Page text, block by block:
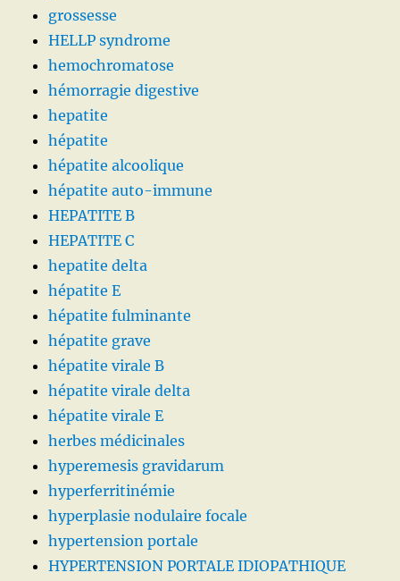
grossesse
HELLP syndrome
hemochromatose
hémorragie digestive
hepatite
hépatite
hépatite alcoolique
hépatite auto-immune
HEPATITE B
HEPATITE C
hepatite delta
hépatite E
hépatite fulminante
hépatite grave
hépatite virale B
hépatite virale delta
hépatite virale E
herbes médicinales
hyperemesis gravidarum
hyperferritinémie
hyperplasie nodulaire focale
hypertension portale
HYPERTENSION PORTALE IDIOPATHIQUE